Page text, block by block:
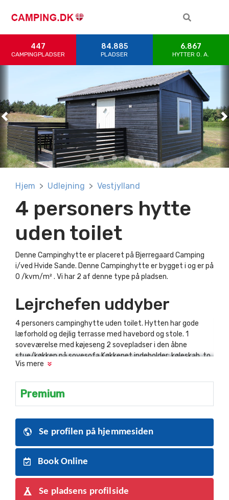
447
CAMPINGPLADSER
84.885
PLADSER
6.867
HYTTER 0. A.
Previous
Previous
Previous
Previous
Previous
Hjem Udlejning Vestjylland
4 personers hytte
uden toilet
Denne Campinghytte er placeret på Bjerregaard Camping
i/ved Hvide Sande. Denne Campinghytte er bygget i og er på
0 /kvm/m² . Vi har 2 af denne type på pladsen.
Lejrchefen uddyber
4 personers campinghytte uden toilet. Hytten har gode
læforhold og dejlig terrasse med havebord og stole. 1
soveværelse med køjeseng 2 sovepladser i den åbne
stue/køkken på sovesofa Køkkenet indeholder: køleskab, to
kogeplader, elkedel, kaffemaskine og service til 4 personer
Vis mere
Premium
Se profilen på hjemmesiden
Book Online
Se pladsens profilside